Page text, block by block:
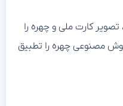
تصویر کارت ملی و چهره را
مصنوعی چهره را تطبیق